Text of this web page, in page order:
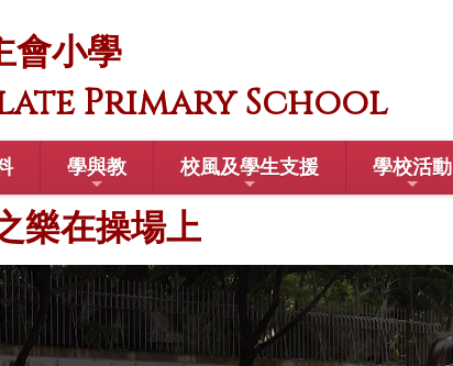
會小學
Primary School
學與教 校風及學生支援 學校活動
樂在操場上